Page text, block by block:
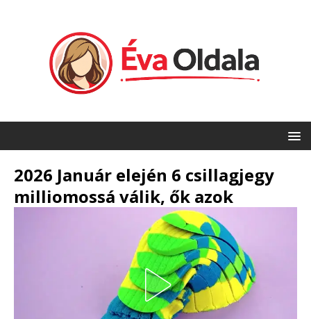
2026 Január elején 6 csillagjegy
milliomossá válik, ők azok